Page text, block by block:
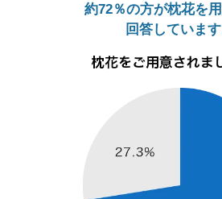
約72％の方が枕花を
回答しています